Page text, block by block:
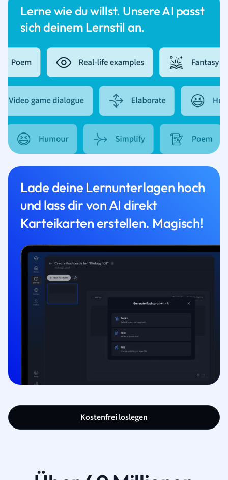
Lerne wie du willst. Unsere AI passt
sich deinem Lernstil an.
Lade deine Lernunterlagen hoch
und lass dir von AI direkt
Karteikarten erstellen. Magisch!
Kostenfrei loslegen